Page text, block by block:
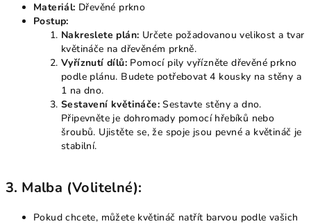
Materiál: Dřevěné prkno
Postup:
Nakreslete plán: Určete požadovanou velikost a tvar
květináče na dřevěném prkně.
Vyříznutí dílů: Pomocí pily vyřízněte dřevěné prkno
podle plánu. Budete potřebovat 4 kousky na stěny a
1 na dno.
Sestavení květináče: Sestavte stěny a dno.
Připevněte je dohromady pomocí hřebíků nebo
šroubů. Ujistěte se, že spoje jsou pevné a květináč je
stabilní.
3. Malba (Volitelné):
Pokud chcete, můžete květináč natřít barvou podle vašich